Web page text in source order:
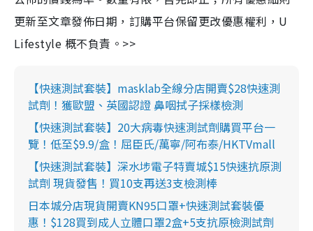
更新至文章發佈日期，訂購平台保留更改優惠權利，U
Lifestyle 概不負責。>>
【快速測試套裝】masklab全線分店開賣$28快速測
試劑！獲歐盟、英國認證 鼻咽拭子採樣檢測
【快速測試套裝】20大病毒快速測試劑購買平台一
覽！低至$9.9/盒！屈臣氏/萬寧/阿布泰/HKTVmall
【快速測試套裝】深水埗電子特賣城$15快速抗原測
試劑 現貨發售！買10支再送3支檢測棒
日本城分店現貨開賣KN95口罩+快速測試套裝優
惠！$128買到成人立體口罩2盒+5支抗原檢測試劑